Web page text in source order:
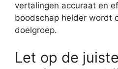
vertalingen accuraat en
boodschap helder wordt
doelgroep.
Let op de